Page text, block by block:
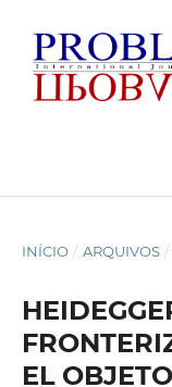
INÍCIO / ARQUIVOS /
EL